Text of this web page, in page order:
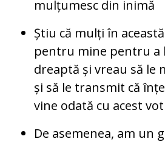
mulțumesc din inimă
Știu că mulți în
pentru mine pentru a
dreaptă și vreau să le
și să le transmit că
vine odată cu acest vot
De asemenea, am un